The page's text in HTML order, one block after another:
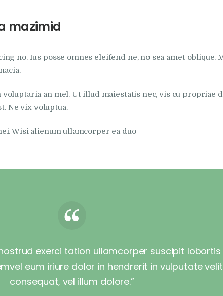
mazimid
no. Ius posse omnes eleifend ne, no sea amet oblique.
an mel. Ut illud maiestatis nec, vis cu propriae
Ne vix voluptua.
Wisi alienum ullamcorper ea duo
exerci tation ullamcorper suscipit lobortis
eum iriure dolor in hendrerit in vulputate
consequat, vel illum dolore.”